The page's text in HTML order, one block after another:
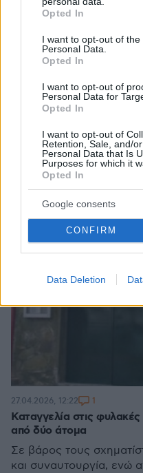
grant or deny consent to
use your data for below
consent section.
Opted In
I want to opt-out of the
Personal Data.
Opted In
I want to opt-out of
Personal Data for
Opted In
I want to opt-out of
Retention, Sale, and/
Personal Data that Is
Purposes for which it
Opted In
Google consents
CONFIRM
Data Deletion
Σύμφωνα με
χασίς- «σοκολάτα»
τα παραδώσει σε
διάρκεια επισκεπτηρίου
Καταγγελία στις
από δύο άτομα
Σε βάρος τους
και συναυτουργία, ενώ
27.04.2026, 12:22 1